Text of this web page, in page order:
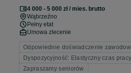
4 000 - 5 000 zł / mies. brutto
Wąbrzeźno
Pełny etat
Umowa zlecenie
Odpowiednie doświadczenie
Dyspozycyjność: Elastyczny czas pracy
Zapraszamy seniorów